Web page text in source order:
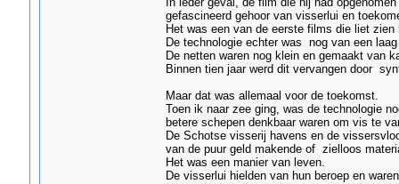
gefascineerd gehoor van visserlui en
Het was een van de eerste films die liet
De technologie echter was nog van een
De netten waren nog klein en gemaakt van
Binnen tien jaar werd dit vervangen door
Maar dat was allemaal voor de toekomst.
Toen ik naar zee ging, was de technologie
betere schepen denkbaar waren om vis te
De Schotse visserij havens en de
van de puur geld makende of zielloos
Het was een manier van leven.
De visserlui hielden van hun beroep en